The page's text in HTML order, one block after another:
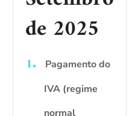
de 2025
Pagamento do
IVA (regime
normal